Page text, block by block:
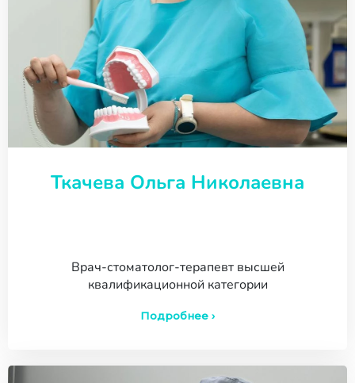
Ткачева Ольга Николаевна
Врач-стоматолог-терапевт высшей
квалификационной категории
Подробнее ›